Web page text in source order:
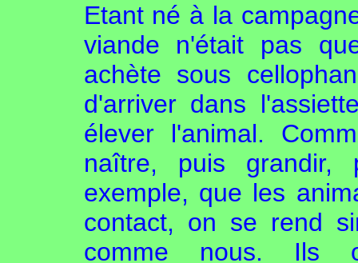
Etant né à la
viande n'était pas
achète sous
d'arriver dans
élever l'animal.
naître, puis
exemple, que les
contact, on se rend
comme nous. Ils